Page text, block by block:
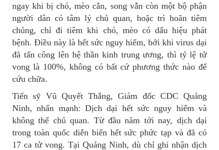
ngay khi bị chó, mèo cắn, song vẫn còn một bộ phận
người dân có tâm lý chủ quan, hoặc trì hoãn tiêm
chủng, chỉ đi tiêm khi chó, mèo có dấu hiệu phát
bệnh. Điều này là hết sức nguy hiểm, bởi khi virus dại
đã tấn công lên hệ thần kinh trung ương, thì tỷ lệ tử
vong là 100%, không có bất cứ phương thức nào để
cứu chữa.
Tiến sỹ Vũ Quyết Thắng, Giám đốc CDC Quảng
Ninh, nhấn mạnh: Dịch dại hết sức nguy hiểm và
không thể chủ quan. Từ đầu năm tới nay, dịch dại
trong toàn quốc diễn biến hết sức phức tạp và đã có
17 ca tử vong. Tại Quảng Ninh, dù chỉ ghi nhận dịch